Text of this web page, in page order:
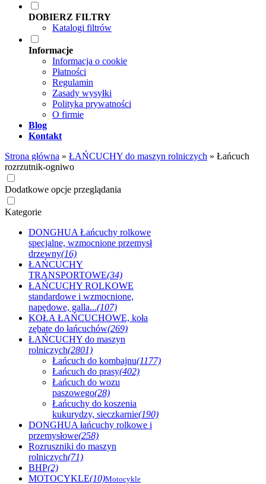
DOBIERZ FILTRY
Katalogi filtrów
Informacje
Informacja o cookie
Płatności
Regulamin
Zasady wysyłki
Polityka prywatności
O firmie
Blog
Kontakt
Strona główna » ŁAŃCUCHY do maszyn rolniczych » Łańcuch
rozrzutnik-ogniwo
Dodatkowe opcje przeglądania
Kategorie
DONGHUA Łańcuchy rolkowe
specjalne, wzmocnione przemysł
drzewny(16)
ŁAŃCUCHY
TRANSPORTOWE(34)
ŁAŃCUCHY ROLKOWE
standardowe i wzmocnione,
napędowe, galla...(107)
KOŁA ŁAŃCUCHOWE, koła
zębate do łańcuchów(269)
ŁAŃCUCHY do maszyn
rolniczych(2801)
Łańcuch do kombajnu(1177)
Łańcuch do prasy(402)
Łańcuch do wozu
paszowego(28)
Łańcuchy do koszenia
kukurydzy, sieczkarnie(190)
DONGHUA łańcuchy rolkowe i
przemysłowe(258)
Rozruszniki do maszyn
rolniczych(71)
BHP(2)
MOTOCYKLE(10)Motocykle